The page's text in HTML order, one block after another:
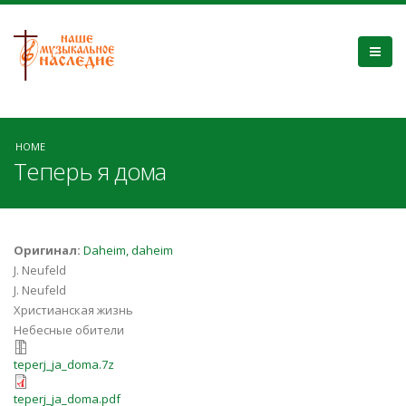
HOME
Теперь я дома
Оригинал: Daheim, daheim
J. Neufeld
J. Neufeld
Христианская жизнь
Небесные обители
teperj_ja_doma.7z
teperj_ja_doma.7z
teperj_ja_doma.pdf
teperj_ja_doma.pdf